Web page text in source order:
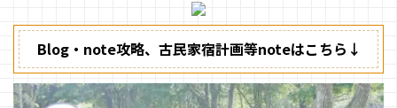
Blog・note攻略、古民家宿計画等noteはこちら↓